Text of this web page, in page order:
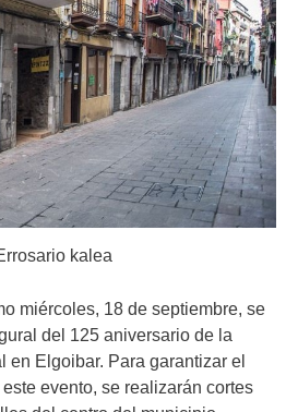
kalea
miércoles, 18 de septiembre, se
del 125 aniversario de la
en Elgoibar. Para garantizar el
evento, se realizarán cortes